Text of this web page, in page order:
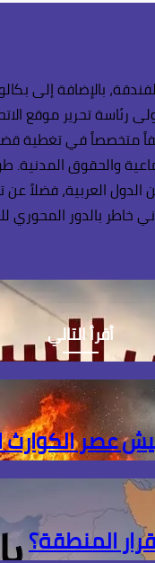
بالإضافة إلى
رئاسة تحرير موقع
في تغطية
والحقوق
العربية، فضلاً
بالدور المحوري
أقرأ التالي
عصر الكوارث
المنطقة؟